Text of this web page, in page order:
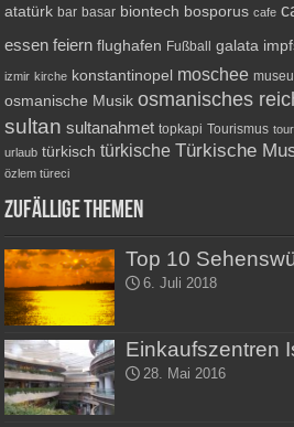
atatürk bar basar biontech bosporus cafe
essen feiern flughafen Fußball galata
izmir kirche konstantinopel moschee
osmanische Musik osmanisches
sultan sultanahmet topkapi Tourismus
urlaub türkisch türkische Türkische
özlem türeci
Zufällige Themen
Top 10
6. Juli 2018
Einkaufszentren
28. Mai 2016